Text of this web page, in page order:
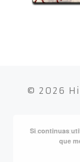
© 2026
Funciona
Si continuas
que